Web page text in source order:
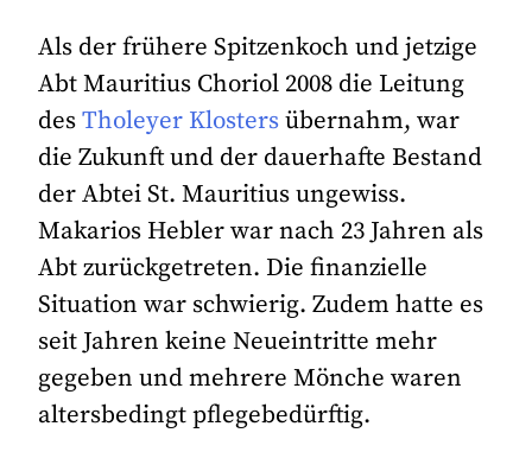
Als der frühere Spitzenkoch und jetzige
Abt Mauritius Choriol 2008 die Leitung
desTholeyer Klostersübernahm, war
die Zukunft und der dauerhafte Bestand
der Abtei St. Mauritius ungewiss.
Makarios Hebler war nach 23 Jahren als
Abt zurückgetreten. Die finanzielle
Situation war schwierig. Zudem hatte es
seit Jahren keine Neueintritte mehr
gegeben und mehrere Mönche waren
altersbedingt pflegebedürftig.